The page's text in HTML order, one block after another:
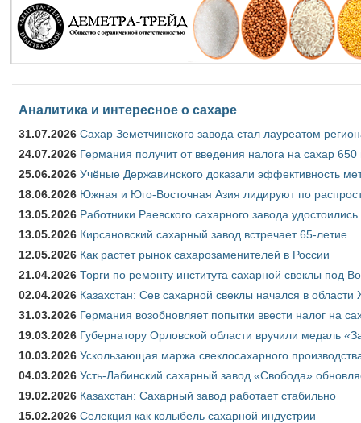
Аналитика и интересное о сахаре
31.07.2026 Сахар Земетчинского завода стал лауреатом
24.07.2026 Германия получит от введения налога на сахар
25.06.2026 Учёные Державинского доказали эффективность
18.06.2026 Южная и Юго-Восточная Азия лидируют по
13.05.2026 Работники Раевского сахарного завода удостоились
13.05.2026 Кирсановский сахарный завод встречает 65-летие
12.05.2026 Как растет рынок сахарозаменителей в России
21.04.2026 Торги по ремонту института сахарной свеклы под
02.04.2026 Казахстан: Сев сахарной свеклы начался в области
31.03.2026 Германия возобновляет попытки ввести налог на
19.03.2026 Губернатору Орловской области вручили медаль
10.03.2026 Ускользающая маржа свеклосахарного
04.03.2026 Усть-Лабинский сахарный завод «Свобода»
19.02.2026 Казахстан: Сахарный завод работает стабильно
15.02.2026 Селекция как колыбель сахарной индустрии